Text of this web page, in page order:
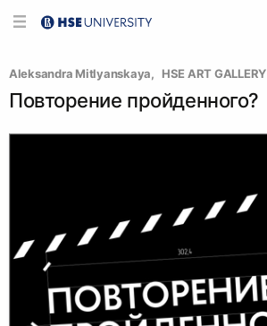
Aleksandra Mitlyanskaya,
  HSE ART GALLERY
Повторение пройденного?